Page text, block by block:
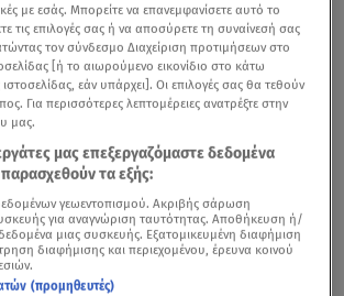
με εσάς. Μπορείτε να επανεμφανίσετε αυτό το
τις επιλογές σας ή να αποσύρετε τη συναίνεσή σας
τον σύνδεσμο Διαχείριση προτιμήσεων στο
[ή το αιωρούμενο εικονίδιο στο κάτω
εάν υπάρχει]. Οι επιλογές σας θα τεθούν
Για περισσότερες λεπτομέρειες ανατρέξτε στην
μας.
μας επεξεργαζόμαστε δεδομένα
τα εξής:
γεωεντοπισμού. Ακριβής σάρωση
για αναγνώριση ταυτότητας. Αποθήκευση ή/
μιας συσκευής. Εξατομικευμένη διαφήμιση
διαφήμισης και περιεχομένου, έρευνα κοινού
(προμηθευτές)